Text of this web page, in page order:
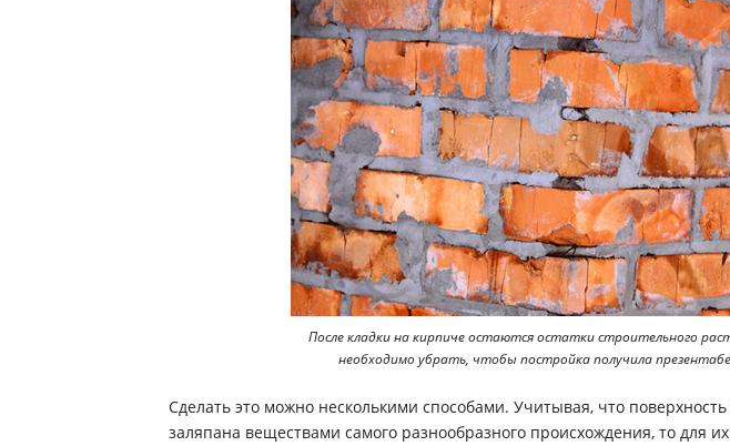
После кладки на кирпиче остаются остатки строительного
необходимо убрать, чтобы постройка получила
Сделать это можно несколькими способами. Учитывая, что
заляпана веществами самого разнообразного происхождения, то для